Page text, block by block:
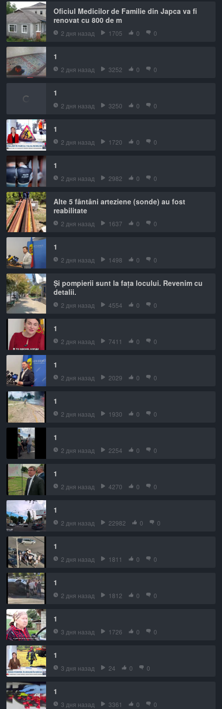
Oficiul Medicilor de Familie din Japca va fi
renovat cu 800 de m
2 дня назад 1705 0 0
1
2 дня назад 3252 0 0
1
2 дня назад 3250 0 0
1
2 дня назад 1720 0 0
1
2 дня назад 2982 0 0
Alte 5 fântâni arteziene (sonde) au fost
reabilitate
2 дня назад 1637 0 0
1
2 дня назад 1498 0 0
Și pompierii sunt la fața locului. Revenim cu
detalii.
2 дня назад 4554 0 0
1
2 дня назад 7411 0 0
1
2 дня назад 2029 0 0
1
2 дня назад 1930 0 0
1
2 дня назад 2254 0 0
1
2 дня назад 4270 0 0
1
2 дня назад 22982 0 0
1
2 дня назад 1811 0 0
1
2 дня назад 1812 0 0
1
3 дня назад 1726 0 0
1
3 дня назад 24 0 0
1
3 дня назад 3361 0 0